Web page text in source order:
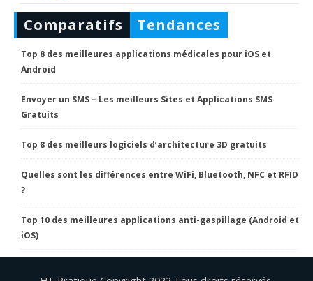
Comparatifs Tendances
Top 8 des meilleures applications médicales pour iOS et
Android
Envoyer un SMS – Les meilleurs Sites et Applications SMS
Gratuits
Top 8 des meilleurs logiciels d’architecture 3D gratuits
Quelles sont les différences entre WiFi, Bluetooth, NFC et RFID
?
Top 10 des meilleures applications anti-gaspillage (Android et
iOS)